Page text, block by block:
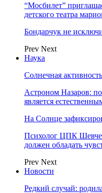
“Мосбилет”
детского театра
Бондарчук не
Prev Next
Наука
Солнечная
Астроном Назаров:
является
На Солнце
Психолог ЦПК
должен обладать
Prev Next
Новости
Редкий случай: